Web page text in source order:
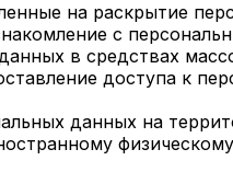
на раскрытие
с
в средствах
доступа к
данных на